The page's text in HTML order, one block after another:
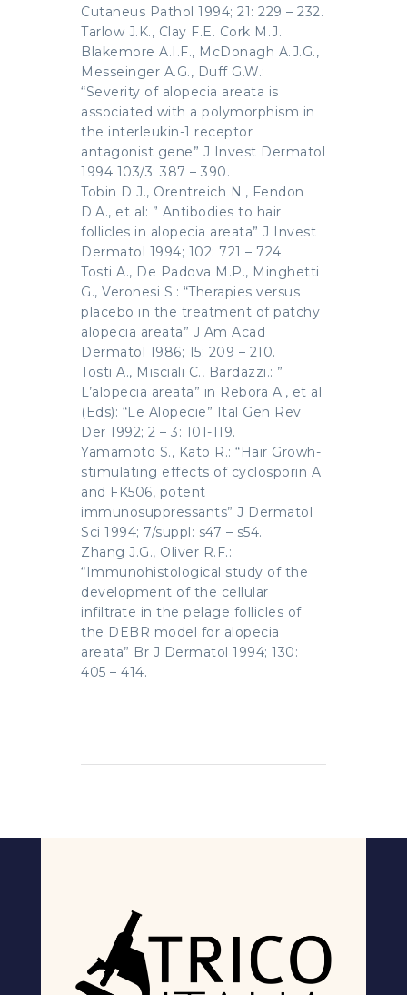
Cutaneus Pathol 1994; 21: 229 – 232.
Tarlow J.K., Clay F.E. Cork M.J.
Blakemore A.I.F., McDonagh A.J.G.,
Messeinger A.G., Duff G.W.:
“Severity of alopecia areata is
associated with a polymorphism in
the interleukin-1 receptor
antagonist gene” J Invest Dermatol
1994 103/3: 387 – 390.
Tobin D.J., Orentreich N., Fendon
D.A., et al: ” Antibodies to hair
follicles in alopecia areata” J Invest
Dermatol 1994; 102: 721 – 724.
Tosti A., De Padova M.P., Minghetti
G., Veronesi S.: “Therapies versus
placebo in the treatment of patchy
alopecia areata” J Am Acad
Dermatol 1986; 15: 209 – 210.
Tosti A., Misciali C., Bardazzi.: ”
L’alopecia areata” in Rebora A., et al
(Eds): “Le Alopecie” Ital Gen Rev
Der 1992; 2 – 3: 101-119.
Yamamoto S., Kato R.: “Hair Growh-
stimulating effects of cyclosporin A
and FK506, potent
immunosuppressants” J Dermatol
Sci 1994; 7/suppl: s47 – s54.
Zhang J.G., Oliver R.F.:
“Immunohistological study of the
development of the cellular
infiltrate in the pelage follicles of
the DEBR model for alopecia
areata” Br J Dermatol 1994; 130:
405 – 414.